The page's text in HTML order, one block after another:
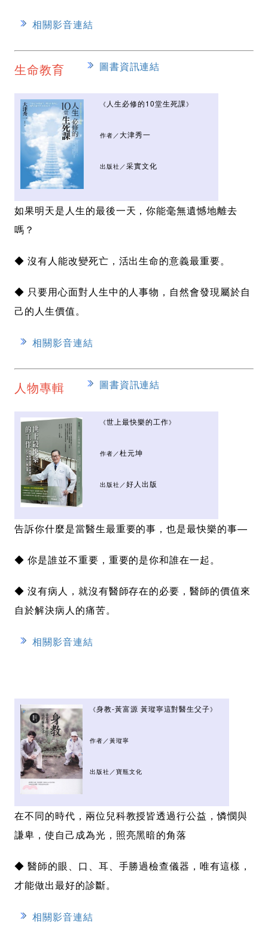
相關影音連結
生命教育 圖書資訊連結
《 人生必修的10堂生死課》
作者／大津秀一
出版社／采實文化
如果明天是人生的最後一天，你能毫無遺憾地離去
嗎？
◆ 沒有人能改變死亡，活出生命的意義最重要。
◆ 只要用心面對人生中的人事物，自然會發現屬於自
己的人生價值。
相關影音連結
人物專輯 圖書資訊連結
《世上最快樂的工作》
作者／杜元坤
出版社／好人出版
告訴你什麼是當醫生最重要的事，也是最快樂的事—
◆ 你是誰並不重要，重要的是你和誰在一起。
◆ 沒有病人，就沒有醫師存在的必要，醫師的價值來
自於解決病人的痛苦。
相關影音連結
《身教-黃富源 黃瑽寧這對醫生父子》
作者／黃瑽寧
出版社／寶瓶文化
在不同的時代，兩位兒科教授皆透過行公益，憐憫與
謙卑，使自己成為光，照亮黑暗的角落
◆ 醫師的眼、口、耳、手勝過檢查儀器，唯有這樣，
才能做出最好的診斷。
相關影音連結